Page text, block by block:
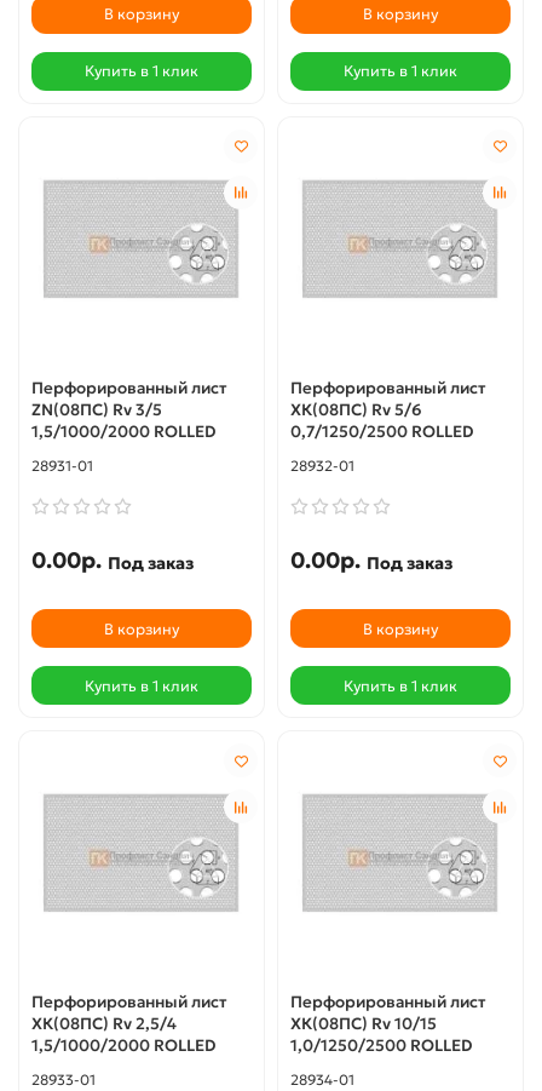
В корзину
Купить в 1 клик
В корзину
Купить в 1 клик
Перфорированный лист
ZN(08ПС) Rv 3/5
1,5/1000/2000 ROLLED
28931-01
0.00р. Под заказ
В корзину
Купить в 1 клик
Перфорированный лист
ХК(08ПС) Rv 5/6
0,7/1250/2500 ROLLED
28932-01
0.00р. Под заказ
В корзину
Купить в 1 клик
Перфорированный лист
ХК(08ПС) Rv 2,5/4
1,5/1000/2000 ROLLED
28933-01
Перфорированный лист
ХК(08ПС) Rv 10/15
1,0/1250/2500 ROLLED
28934-01